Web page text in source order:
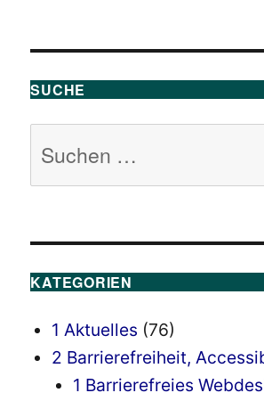
SUCHE
nach:
KATEGORIEN
1 Aktuelles (76)
2 Barrierefreiheit,
1 Barrierefreies